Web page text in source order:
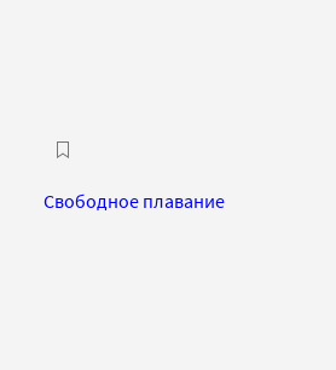
Свободное плавание